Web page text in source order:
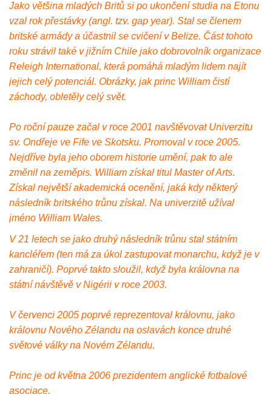
Jako většina mladých Britů si po ukončení studia na Etonu
vzal rok přestávky (angl. tzv. gap year). Stal se členem
britské armády a účastnil se cvičení v Belize. Část tohoto
roku strávil také v jižním Chile jako dobrovolník organizace
Releigh International, která pomáhá mladým lidem najít
jejich celý potenciál. Obrázky, jak princ William čistí
záchody, obletěly celý svět.
Po roční pauze začal v roce 2001 navštěvovat Univerzitu
sv. Ondřeje ve Fife ve Skotsku. Promoval v roce 2005.
Nejdříve byla jeho oborem historie umění, pak to ale
změnil na zeměpis. William získal titul Master of Arts.
Získal největší akademická ocenění, jaká kdy některý
následník britského trůnu získal. Na univerzitě užíval
jméno William Wales.
V 21 letech se jako druhý následník trůnu stal státním
kancléřem (ten má za úkol zastupovat monarchu, když je v
zahraničí). Poprvé takto sloužil, když byla královna na
státní návštěvě v Nigérii v roce 2003.
V červenci 2005 poprvé reprezentoval královnu, jako
královnu Nového Zélandu na oslavách konce druhé
světové války na Novém Zélandu.
Princ je od května 2006 prezidentem anglické fotbalové
asociace.